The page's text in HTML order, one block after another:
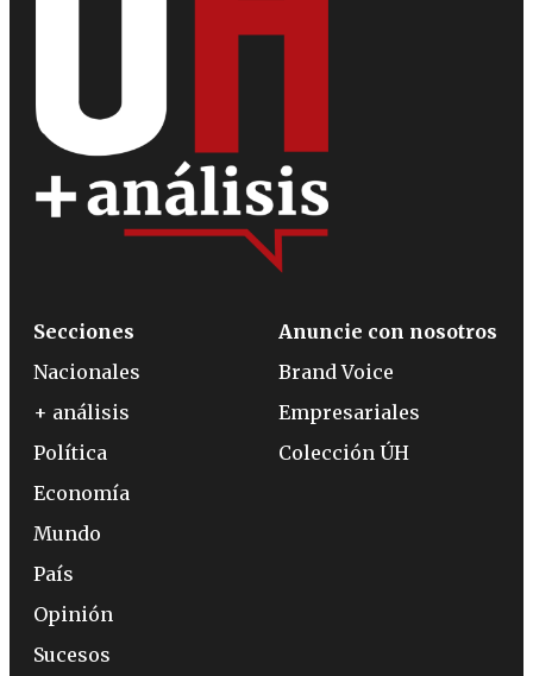
Secciones
Nacionales
+ análisis
Política
Economía
Mundo
País
Opinión
Sucesos
Anuncie con nosotros
Brand Voice
Empresariales
Colección ÚH